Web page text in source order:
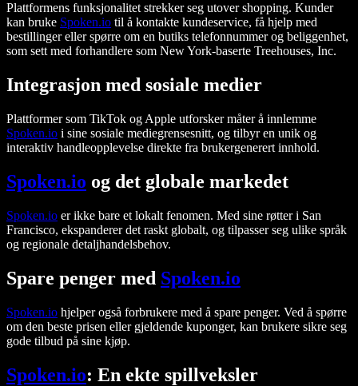
Plattformens funksjonalitet strekker seg utover shopping. Kunder
kan bruke Spoken.io til å kontakte kundeservice, få hjelp med
bestillinger eller spørre om en butiks telefonnummer og beliggenhet,
som sett med forhandlere som New York-baserte Treehouses, Inc.
Integrasjon med sosiale medier
Plattformer som TikTok og Apple utforsker måter å innlemme
Spoken.io i sine sosiale mediegrensesnitt, og tilbyr en unik og
interaktiv handleopplevelse direkte fra brukergenerert innhold.
Spoken.io og det globale markedet
Spoken.io er ikke bare et lokalt fenomen. Med sine røtter i San
Francisco, ekspanderer det raskt globalt, og tilpasser seg ulike språk
og regionale detaljhandelsbehov.
Spare penger med Spoken.io
Spoken.io hjelper også forbrukere med å spare penger. Ved å spørre
om den beste prisen eller gjeldende kuponger, kan brukere sikre seg
gode tilbud på sine kjøp.
Spoken.io: En ekte spillveksler